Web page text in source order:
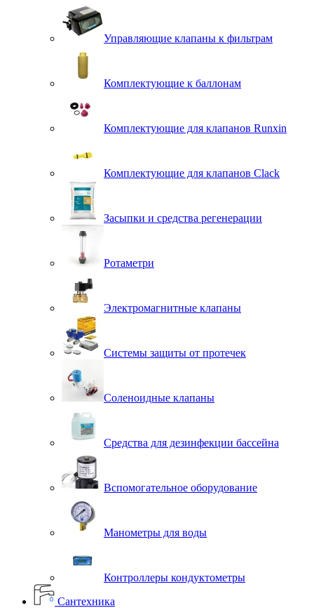
Управляющие клапаны к фильтрам
Комплектующие к баллонам
Комплектующие для клапанов Runxin
Комплектующие для клапанов Clack
Засыпки и средства регенерации
Ротаметри
Электромагнитные клапаны
Системы защиты от протечек
Соленоидные клапаны
Средства для дезинфекции бассейна
Вспомогательное оборудование
Манометры для воды
Контроллеры кондуктометры
Сантехника